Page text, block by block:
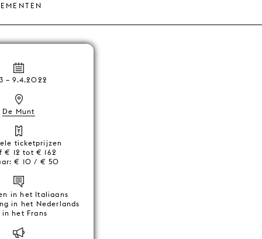
–9.4.2022
De Munt
ticketprijzen
€ 12 tot € 162
€ 10 / € 50
in het Italiaans
in het Nederlands
in het Frans